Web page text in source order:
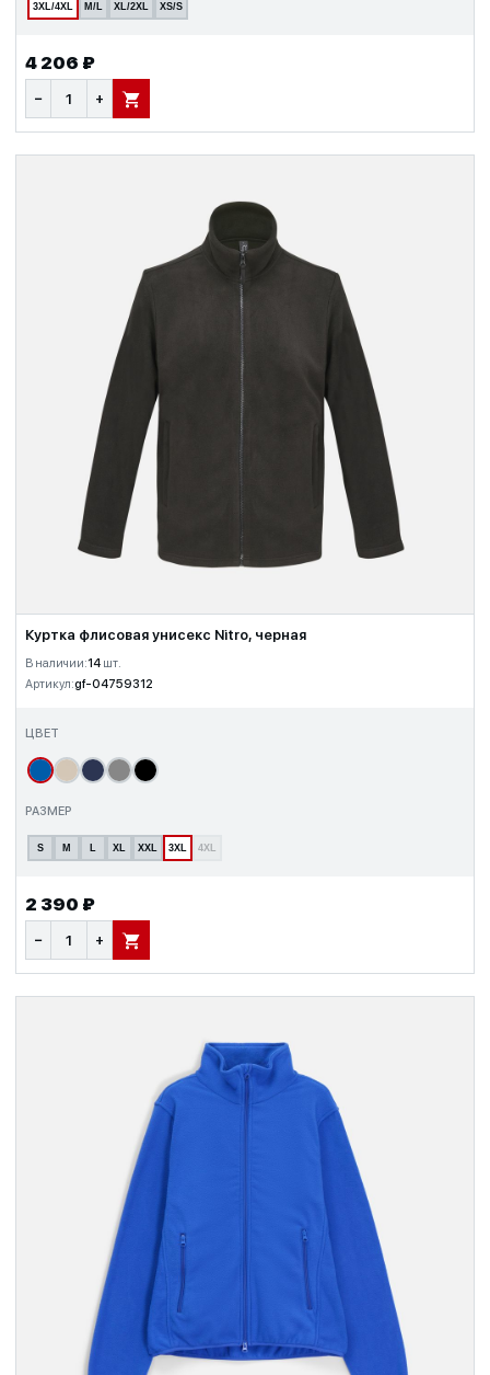
3XL/4XL M/L XL/2XL XS/S
4 206 ₽
− + В КОРЗИНУ
Куртка флисовая унисекс Nitro, черная
В наличии:14 шт.
Артикул:gf-04759312
ЦВЕТ
РАЗМЕР
S M L XL XXL 3XL 4XL
2 390 ₽
− + В КОРЗИНУ